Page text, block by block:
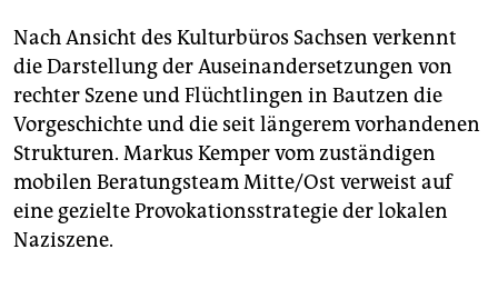
Nach Ansicht des Kulturbüros Sachsen verkennt
die Darstellung der Auseinandersetzungen von
rechter Szene und Flüchtlingen in Bautzen die
Vorgeschichte und die seit längerem vorhandenen
Strukturen. Markus Kemper vom zuständigen
mobilen Beratungsteam Mitte/Ost verweist auf
eine gezielte Provokationsstrategie der lokalen
Naziszene.